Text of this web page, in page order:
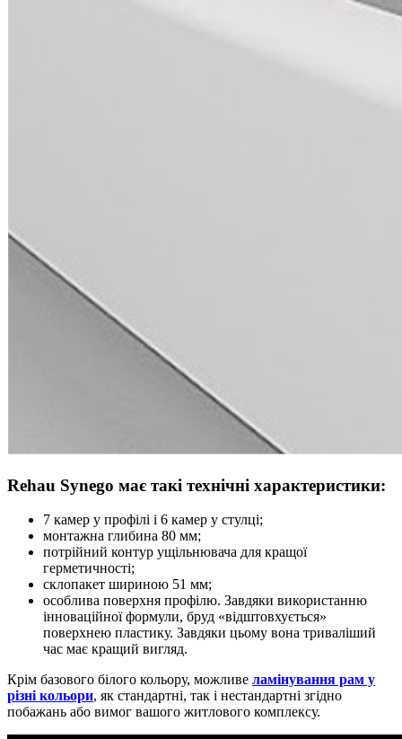
Rehau Synego має такі технічні характеристики:
7 камер у профілі і 6 камер у стулці;
монтажна глибина 80 мм;
потрійний контур ущільнювача для кращої
герметичності;
склопакет шириною 51 мм;
особлива поверхня профілю. Завдяки використанню
інноваційної формули, бруд «відштовхується»
поверхнею пластику. Завдяки цьому вона триваліший
час має кращий вигляд.
Крім базового білого кольору, можливе ламінування рам у
різні кольори, як стандартні, так і нестандартні згідно
побажань або вимог вашого житлового комплексу.